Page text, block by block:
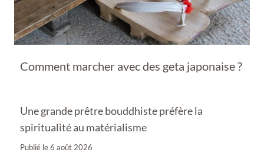
Comment marcher avec des geta japonaise ?
Une grande prêtre bouddhiste préfère la
spiritualité au matérialisme
Publié le6 août 2026